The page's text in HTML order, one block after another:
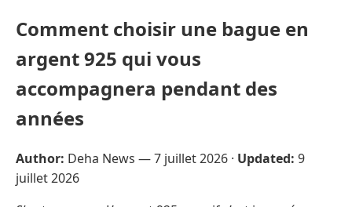
Comment choisir une bague en
argent 925 qui vous
accompagnera pendant des
années
Author: Deha News —7 juillet 2026 · Updated: 9
juillet 2026